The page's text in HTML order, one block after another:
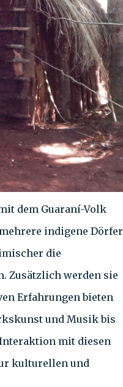
dem Guaraní-Volk
indigene Dörfer
die
Zusätzlich werden sie
Erfahrungen bieten
und Musik bis
mit diesen
kulturellen und